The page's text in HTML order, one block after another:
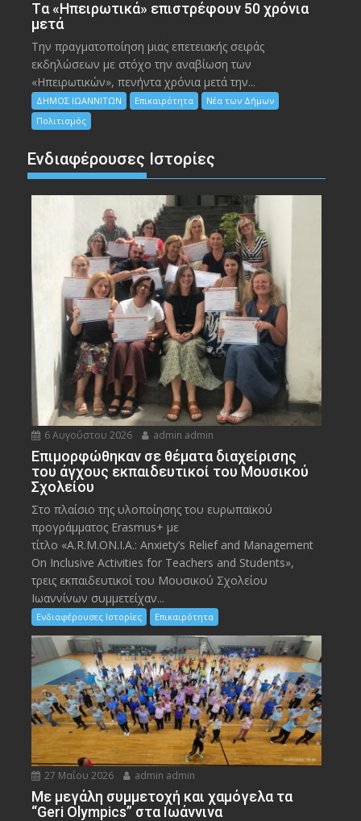
Tα «Ηπειρωτικά» επιστρέφουν 50 χρόνια
μετά
Την πραγματοποίηση μιας επετειακής σειράς
εκδηλώσεων με στόχο την αναβίωση των
«Ηπειρωτικών», πενήντα χρόνια μετά την...
ΔΗΜΟΣ ΙΩΑΝΝΙΤΩΝ Επικαιρότητα
Νέα των Δήμων
Πολιτισμός
Ενδιαφέρουσες Ιστορίες
6 Αυγούστου 2026 admin admin
Eπιμορφώθηκαν σε θέματα διαχείρισης
του άγχους εκπαιδευτικοί του Μουσικού
Σχολείου
Στο πλαίσιο της υλοποίησης του ευρωπαϊκού
προγράμματος Erasmus+ με
τίτλο «A.R.M.ON.I.A.: Anxiety’s Relief and Management
On Inclusive Activities for Teachers and Students»,
τρεις εκπαιδευτικοί του Μουσικού Σχολείου
Ιωαννίνων συμμετείχαν...
Ενδιαφέρουσες Ιστορίες Επικαιρότητα
27 Μαΐου 2026 admin admin
Με μεγάλη συμμετοχή και χαμόγελα τα
“Geri Olympics” στα Ιωάννινα